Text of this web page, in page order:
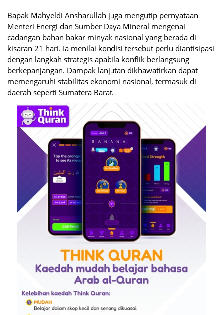
Bapak Mahyeldi Ansharullah juga mengutip pernyataan
Menteri Energi dan Sumber Daya Mineral mengenai
cadangan bahan bakar minyak nasional yang berada di
kisaran 21 hari. Ia menilai kondisi tersebut perlu diantisipasi
dengan langkah strategis apabila konflik berlangsung
berkepanjangan. Dampak lanjutan dikhawatirkan dapat
memengaruhi stabilitas ekonomi nasional, termasuk di
daerah seperti Sumatera Barat.